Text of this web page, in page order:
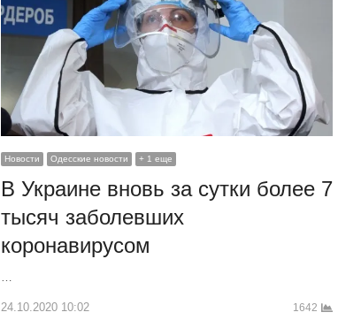
Новости Одесские новости + 1 еще
В Украине вновь за сутки более 7
тысяч заболевших
коронавирусом
24.10.2020 10:02 1642